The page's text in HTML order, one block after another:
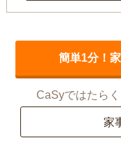
簡単1分！
CaSyではたら
家